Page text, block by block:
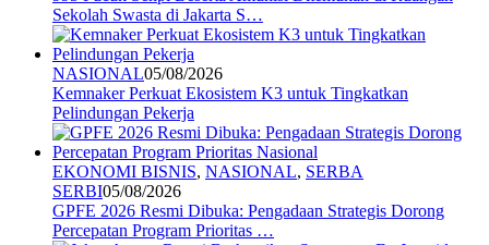
Sekolah Swasta di Jakarta S…
NASIONAL05/08/2026
Kemnaker Perkuat Ekosistem K3 untuk Tingkatkan
Pelindungan Pekerja
EKONOMI BISNIS, NASIONAL, SERBA
SERBI05/08/2026
GPFE 2026 Resmi Dibuka: Pengadaan Strategis Dorong
Percepatan Program Prioritas …